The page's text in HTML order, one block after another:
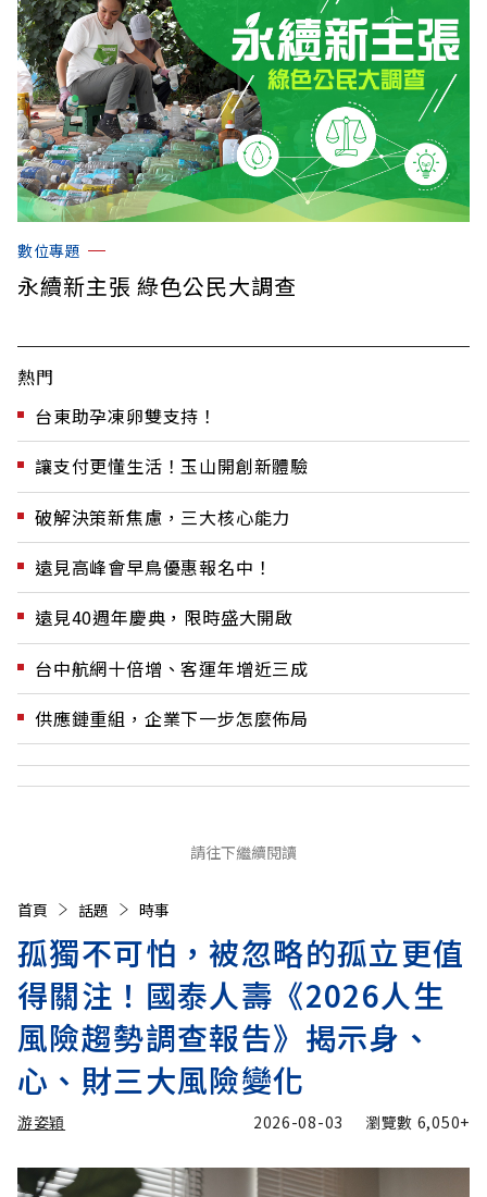
數位專題
永續新主張 綠色公民大調查
熱門
台東助孕凍卵雙支持！
讓支付更懂生活！玉山開創新體驗
破解決策新焦慮，三大核心能力
遠見高峰會早鳥優惠報名中！
遠見40週年慶典，限時盛大開啟
台中航網十倍增、客運年增近三成
供應鏈重組，企業下一步怎麼佈局
請往下繼續閱讀
首頁 話題 時事
孤獨不可怕，被忽略的孤立更值
得關注！國泰人壽《2026人生
風險趨勢調查報告》揭示身、
心、財三大風險變化
游姿穎 2026-08-03 瀏覽數 6,050+